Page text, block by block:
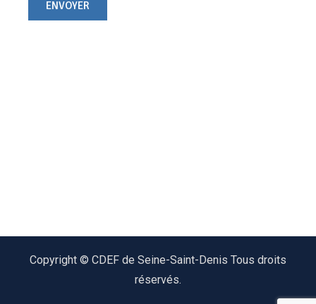
Copyright © CDEF de Seine-Saint-Denis Tous droits
réservés.